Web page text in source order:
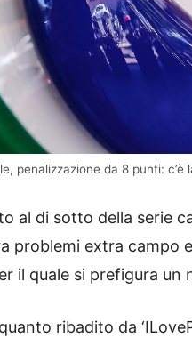
penalizzazione da 8 punti:
al di sotto della serie
problemi extra campo
il quale si prefigura
ribadito da